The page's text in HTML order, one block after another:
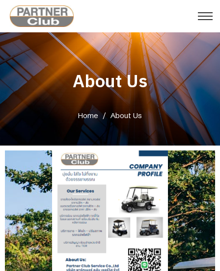
About Us
Home / About Us